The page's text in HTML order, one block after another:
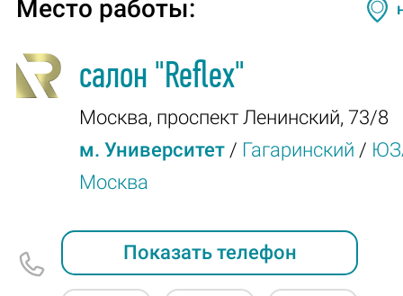
Место работы:
салон "Reflex"
Москва, проспект Ленинский, 73/8
м. Университет / Гагаринский /
Москва
Показать телефон